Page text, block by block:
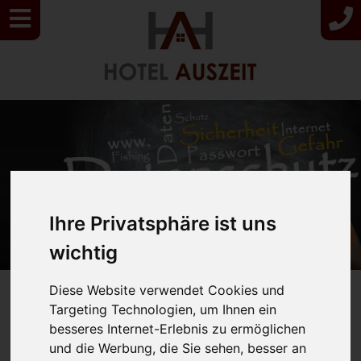
Ihre Privatsphäre ist uns
wichtig
Diese Website verwendet Cookies und
Targeting Technologien, um Ihnen ein
besseres Internet-Erlebnis zu ermöglichen
und die Werbung, die Sie sehen, besser an
H
ier klicken
Datenschutzerklärung